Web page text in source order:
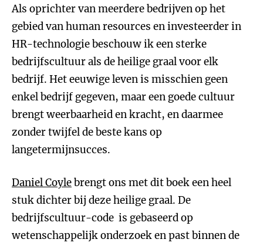
Als oprichter van meerdere bedrijven op het
gebied van human resources en investeerder in
HR-technologie beschouw ik een sterke
bedrijfscultuur als de heilige graal voor elk
bedrijf. Het eeuwige leven is misschien geen
enkel bedrijf gegeven, maar een goede cultuur
brengt weerbaarheid en kracht, en daarmee
zonder twijfel de beste kans op
langetermijnsucces.
Daniel Coylebrengt ons met dit boek een heel
stuk dichter bij deze heilige graal. De
bedrijfscultuur-code is gebaseerd op
wetenschappelijk onderzoek en past binnen de